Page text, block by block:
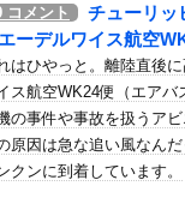
知！
にガンで死ぬかも。もっ
カ！横乳が揺れ過ぎ最高！
した」←この人がなぜか
「南半球にスキーしに行
ｗ
コメント
チューリッ
ーデルワイス航空
はひやっと。離陸直後
ス航空WK24便（エア
の事件や事故を扱うア
原因は急な追い風なん
クンに到着しています。